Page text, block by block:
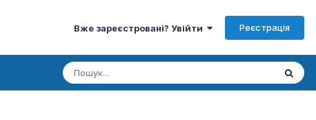
Вже зареєстровані? Увійти Реєстрація